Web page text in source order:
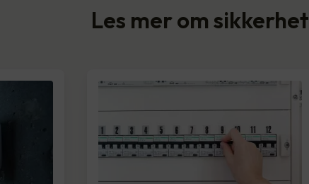
Les mer om sikkerhet